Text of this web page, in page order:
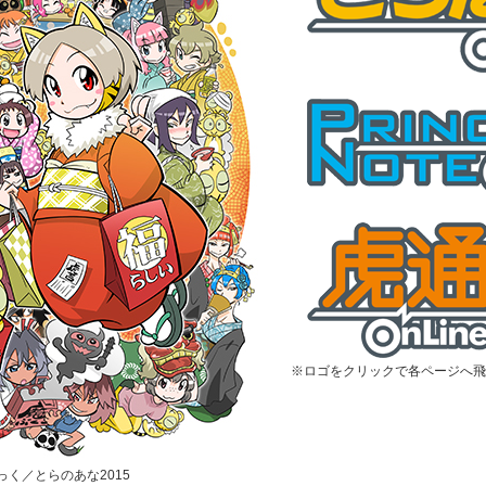
く／とらのあな2015
※ロゴをクリックで各ページへ